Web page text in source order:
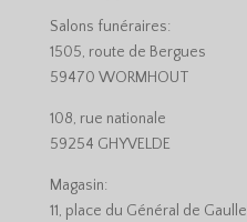
Salons funéraires:
1505, route de Bergues
59470 WORMHOUT
108, rue nationale
59254 GHYVELDE
Magasin:
11, place du Général de Gaulle